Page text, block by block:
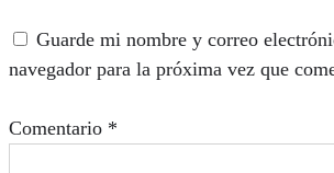
Guarde mi nombre y correo
navegador para la próxima vez que
Comentario *